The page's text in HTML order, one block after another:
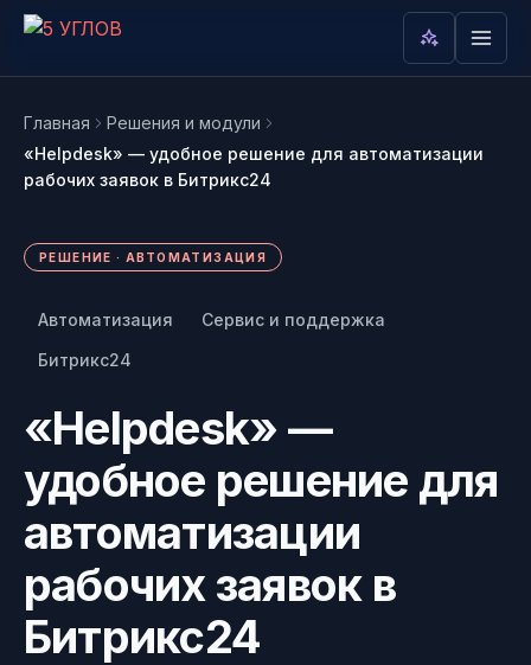
Вам интересно
анализирует какие темы вам интересны:
только пользователь начнёт читать
здесь появится облако его тем.
Узнать, как работает наш сайт
Написать в Telegram
Написать в MAX
Удобно, если у вас уже стоит
MAX
+7 (495) 215-52-91 · Пн–Пт, 10–
Главная
Решения и модули
«Helpdesk» — удобное решение для автоматизации
рабочих заявок в Битрикс24
РЕШЕНИЕ · АВТОМАТИЗАЦИЯ
Автоматизация
Сервис и поддержка
Битрикс24
«Helpdesk» —
удобное решение для
автоматизации
рабочих заявок в
Битрикс24